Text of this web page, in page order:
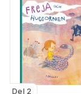
Del 2